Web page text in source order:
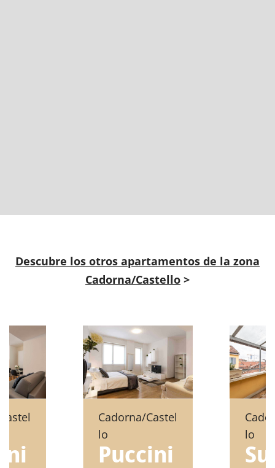
Descubre los otros apartamentos de la zona
Cadorna/Castello >
Cadorna/Castel
lo
Puccini
lo